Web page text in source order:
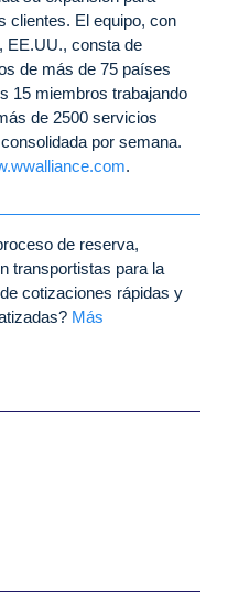
clientes. El equipo, con
EE.UU., consta de
de más de 75 países
15 miembros trabajando
de 2500 servicios
por semana.
.
de reserva,
transportistas para la
cotizaciones rápidas y
Más